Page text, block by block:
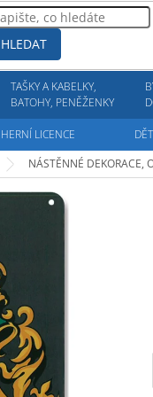
HLEDAT
TAŠKY A KABELKY,
BATOHY, PENĚŽENKY
HERNÍ LICENCE
NÁSTĚNNÉ DEKORACE,